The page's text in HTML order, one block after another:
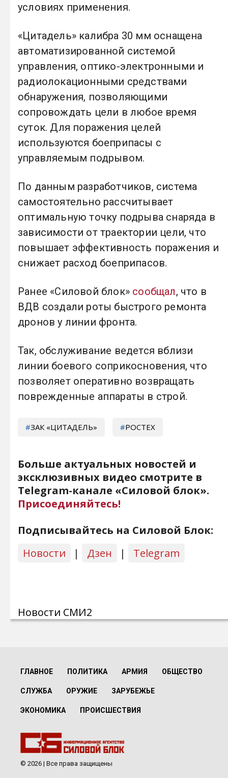
условиях применения.
«Цитадель» калибра 30 мм оснащена
автоматизированной системой
управления, оптико-электронными и
радиолокационными средствами
обнаружения, позволяющими
сопровождать цели в любое время
суток. Для поражения целей
используются боеприпасы с
управляемым подрывом.
По данным разработчиков, система
самостоятельно рассчитывает
оптимальную точку подрыва снаряда в
зависимости от траектории цели, что
повышает эффективность поражения и
снижает расход боеприпасов.
Ранее «Силовой блок» сообщал, что в
ВДВ создали роты быстрого ремонта
дронов у линии фронта.
Так, обслуживание ведется вблизи
линии боевого соприкосновения, что
позволяет оперативно возвращать
поврежденные аппараты в строй.
ЗАК «ЦИТАДЕЛЬ» РОСТЕХ
Больше актуальных новостей и
эксклюзивных видео смотрите в
Telegram-канале «Силовой блок».
Присоединяйтесь!
Подписывайтесь на Силовой Блок:
Новости
| Дзен | Telegram
Новости СМИ2
ГЛАВНОЕ ПОЛИТИКА АРМИЯ ОБЩЕСТВО
СЛУЖБА ОРУЖИЕ ЗАРУБЕЖЬЕ
ЭКОНОМИКА ПРОИСШЕСТВИЯ
© 2026 | Все права защищены